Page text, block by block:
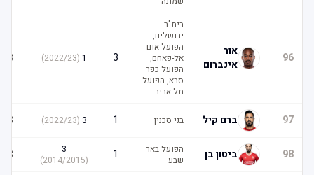
96
אור
אינברום
בית"ר
ירושלים,
הפועל אום
אל-פאחם,
הפועל כפר
סבא, הפועל
תל אביב
2022/23
)
97 ברם קיל בני סכנין 2022/23
)
98 ביטון בן
הפועל באר
שבע
2014/2015
)